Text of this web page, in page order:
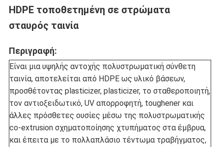
HDPE τοποθετημένη σε στρώματα
σταυρός ταινία
Περιγραφή:
Είναι μια υψηλής αντοχής πολυστρωματική σύνθετη
ταινία, αποτελείται από HDPE ως υλικό βάσεων,
προσθέτοντας plasticizer, plasticizer, το σταθεροποιητή,
τον αντιοξειδωτικό, UV απορροφητή, toughener και
άλλες πρόσθετες ουσίες μέσω της πολυστρωματικής
co-extrusion σχηματοποίησης χτυπήματος στα έμβρυα,
και έπειτα με το πολλαπλάσιο τέντωμα τραβήγματος,